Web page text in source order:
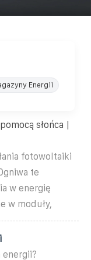
Energii
słońca |
fotowoltaiki
te
w energię
w moduły,
energii?